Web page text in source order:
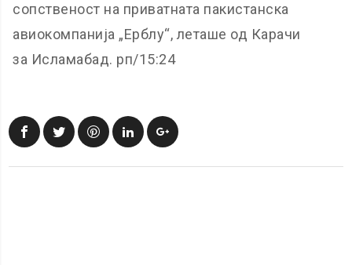
сопственост на приватната пакистанска
авиокомпанија „Ерблу“, леташе од Карачи
за Исламабад. рп/15:24